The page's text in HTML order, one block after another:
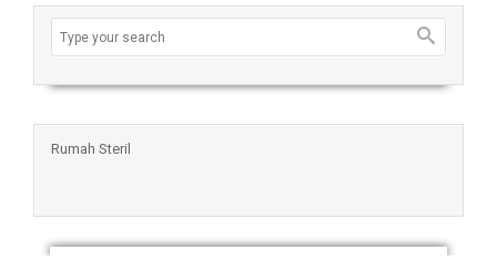
Rumah Steril